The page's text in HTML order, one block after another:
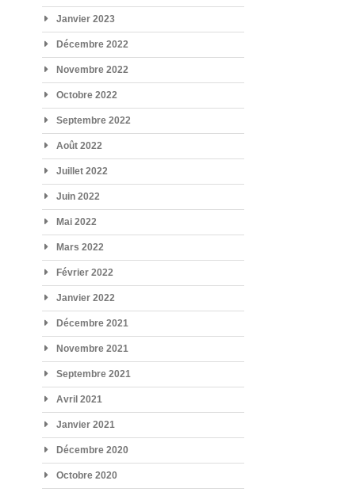
Janvier 2023
Décembre 2022
Novembre 2022
Octobre 2022
Septembre 2022
Août 2022
Juillet 2022
Juin 2022
Mai 2022
Mars 2022
Février 2022
Janvier 2022
Décembre 2021
Novembre 2021
Septembre 2021
Avril 2021
Janvier 2021
Décembre 2020
Octobre 2020